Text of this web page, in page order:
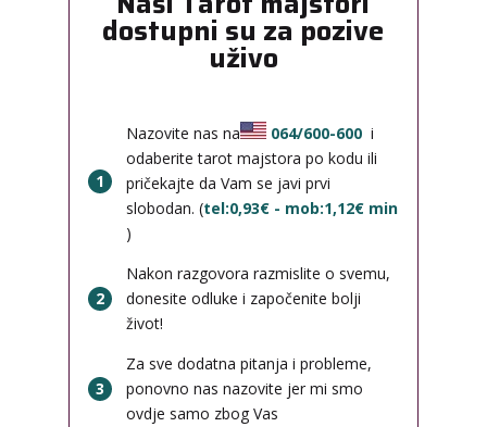
dostupni su za pozive
uživo
1
Nazovite nas na 064/600-600 i
odaberite tarot majstora po kodu ili
pričekajte da Vam se javi prvi
slobodan. (tel:0,93€ - mob:1,12€ min
)
2
Nakon razgovora razmislite o svemu,
donesite odluke i započenite bolji
život!
3
Za sve dodatna pitanja i probleme,
ponovno nas nazovite jer mi smo
ovdje samo zbog Vas